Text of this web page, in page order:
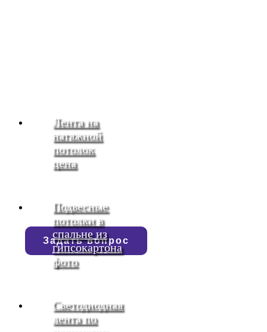
Задать вопрос
Лента на
натяжной
потолок
цена
Подвесные
потолки в
спальне из
гипсокартона
фото
Светодиодная
лента по